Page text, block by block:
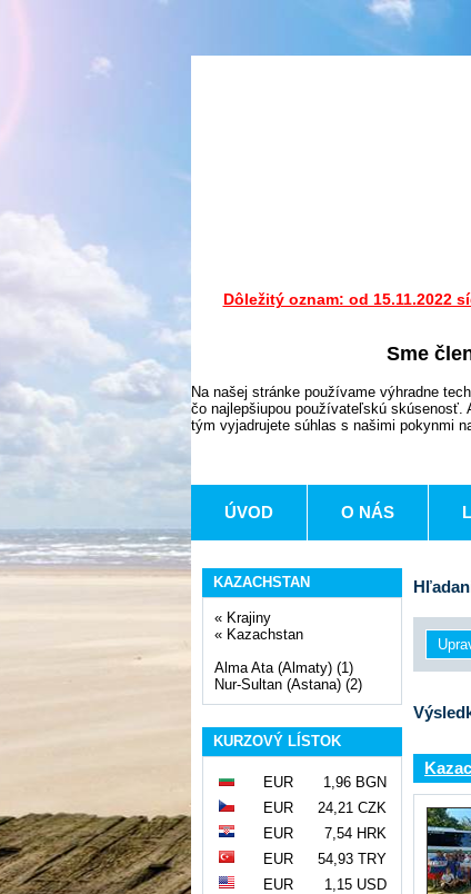
Dôležitý oznam: od 15.11.2022
Sme
Na našej stránke používame výhradne
čo najlepšiupou používateľskú skúsenosť.
tým vyjadrujete súhlas s našimi pokynmi
ÚVOD O NÁS
KAZACHSTAN
« Krajiny
« Kazachstan
Alma Ata (Almaty) (1)
Nur-Sultan (Astana) (2)
KURZOVÝ LÍSTOK
EUR
1,96 BGN
EUR
24,21 CZK
EUR
7,54 HRK
EUR
54,93 TRY
EUR
1,15 USD